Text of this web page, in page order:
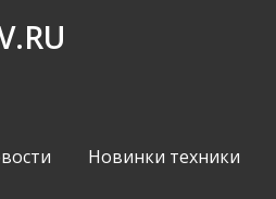
Новинки техники